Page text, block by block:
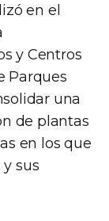
en el
y Centros
Parques
una
de plantas
en los que
sus